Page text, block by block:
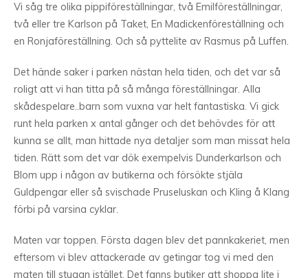
Vi såg tre olika pippiföreställningar, två Emilföreställningar,
två eller tre Karlson på Taket, En Madickenföreställning och
en Ronjaföreställning. Och så pyttelite av Rasmus på Luffen.
Det hände saker i parken nästan hela tiden, och det var så
roligt att vi han titta på så många föreställningar. Alla
skådespelare..barn som vuxna var helt fantastiska. Vi gick
runt hela parken x antal gånger och det behövdes för att
kunna se allt, man hittade nya detaljer som man missat hela
tiden. Rätt som det var dök exempelvis Dunderkarlson och
Blom upp i någon av butikerna och försökte stjäla
Guldpengar eller så svischade Pruseluskan och Kling å Klang
förbi på varsina cyklar.
Maten var toppen. Första dagen blev det pannkakeriet, men
eftersom vi blev attackerade av getingar tog vi med den
maten till stugan istället. Det fanns butiker att shoppa lite i